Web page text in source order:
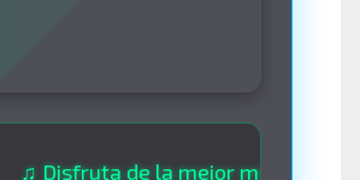
de la mejor música las 24